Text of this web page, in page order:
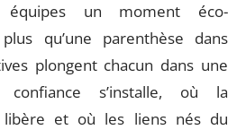
un moment éco-
qu’une parenthèse dans
plongent chacun dans une
s’installe, où la
libère et où les liens nés du